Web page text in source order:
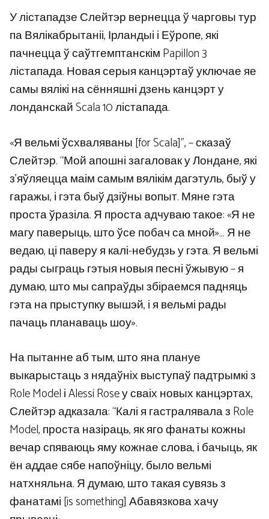
У лістападзе Слейтэр вернецца ў чарговы тур
па Вялікабрытаніі, Ірландыі і Еўропе, які
пачнецца ў саўтгемптанскім Papillon 3
лістапада. Новая серыя канцэртаў уключае яе
самы вялікі на сённяшні дзень канцэрт у
лонданскай Scala 10 лістапада.
«Я вельмі ўсхваляваны [for Scala]”, – сказаў
Слейтэр. “Мой апошні загаловак у Лондане, які
з’яўляецца маім самым вялікім дагэтуль, быў у
гаражы, і гэта быў дзіўны вопыт. Мяне гэта
проста ўразіла. Я проста адчуваю такое: «Я не
магу паверыць, што ўсе побач са мной»… Я не
ведаю, ці паверу я калі-небудзь у гэта. Я вельмі
рады сыграць гэтыя новыя песні ўжывую – я
думаю, што мы сапраўды збіраемся падняць
гэта на прыступку вышэй, і я вельмі рады
пачаць планаваць шоу».
На пытанне аб тым, што яна плануе
выкарыстаць з нядаўніх выступаў падтрымкі з
Role Model і Alessi Rose у сваіх новых канцэртах,
Слейтэр адказала: “Калі я гастралявала з Role
Model, проста назіраць, як яго фанаты кожны
вечар спяваюць яму кожнае слова, і бачыць, як
ён аддае сябе напоўніцу, было вельмі
натхняльна. Я думаю, што такая сувязь з
фанатамі [is something] Абавязкова хачу